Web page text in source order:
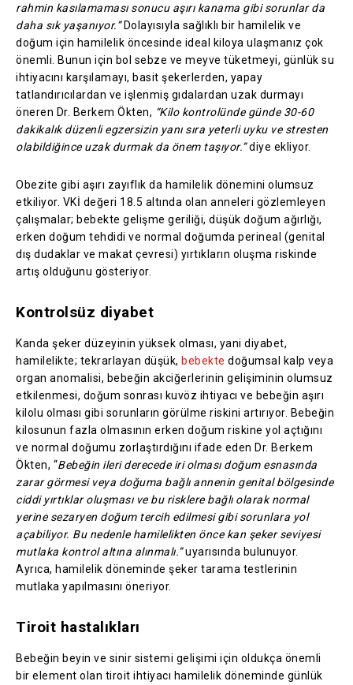
rahmin kasılamaması sonucu aşırı kanama gibi sorunlar da
daha sık yaşanıyor.”Dolayısıyla sağlıklı bir hamilelik ve
doğum için hamilelik öncesinde ideal kiloya ulaşmanız çok
önemli. Bunun için bol sebze ve meyve tüketmeyi, günlük su
ihtiyacını karşılamayı, basit şekerlerden, yapay
tatlandırıcılardan ve işlenmiş gıdalardan uzak durmayı
öneren Dr. Berkem Ökten, “Kilo kontrolünde günde 30-60
dakikalık düzenli egzersizin yanı sıra yeterli uyku ve stresten
olabildiğince uzak durmak da önem taşıyor.”diye ekliyor.
Obezite gibi aşırı zayıflık da hamilelik dönemini olumsuz
etkiliyor. VKİ değeri 18.5 altında olan anneleri gözlemleyen
çalışmalar; bebekte gelişme geriliği, düşük doğum ağırlığı,
erken doğum tehdidi ve normal doğumda perineal (genital
dış dudaklar ve makat çevresi) yırtıkların oluşma riskinde
artış olduğunu gösteriyor.
Kontrolsüz diyabet
Kanda şeker düzeyinin yüksek olması, yani diyabet,
hamilelikte; tekrarlayan düşük, bebekte doğumsal kalp veya
organ anomalisi, bebeğin akciğerlerinin gelişiminin olumsuz
etkilenmesi, doğum sonrası kuvöz ihtiyacı ve bebeğin aşırı
kilolu olması gibi sorunların görülme riskini artırıyor. Bebeğin
kilosunun fazla olmasının erken doğum riskine yol açtığını
ve normal doğumu zorlaştırdığını ifade eden Dr. Berkem
Ökten, “Bebeğin ileri derecede iri olması doğum esnasında
zarar görmesi veya doğuma bağlı annenin genital bölgesinde
ciddi yırtıklar oluşması ve bu risklere bağlı olarak normal
yerine sezaryen doğum tercih edilmesi gibi sorunlara yol
açabiliyor. Bu nedenle hamilelikten önce kan şeker seviyesi
mutlaka kontrol altına alınmalı.”uyarısında bulunuyor.
Ayrıca, hamilelik döneminde şeker tarama testlerinin
mutlaka yapılmasını öneriyor.
Tiroit hastalıkları
Bebeğin beyin ve sinir sistemi gelişimi için oldukça önemli
bir element olan tiroit ihtiyacı hamilelik döneminde günlük